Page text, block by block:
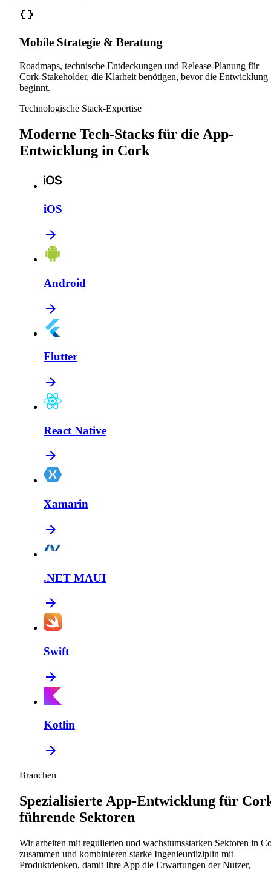
Mobile Strategie & Beratung
Roadmaps, technische Entdeckungen und Release-Planung für
Cork-Stakeholder, die Klarheit benötigen, bevor die Entwicklung
beginnt.
Technologische Stack-Expertise
Moderne Tech-Stacks für die App-
Entwicklung in Cork
iOS
Android
Flutter
React Native
Xamarin
.NET MAUI
Swift
Kotlin
Branchen
Spezialisierte App-Entwicklung für
führende Sektoren
Wir arbeiten mit regulierten und wachstumsstarken Sektoren in
zusammen und kombinieren starke Ingenieurdiziplin mit
Produktdenken, damit Ihre App die Erwartungen der Nutzer,